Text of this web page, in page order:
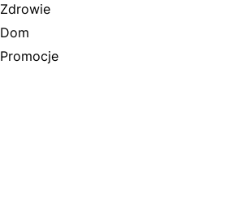
Zdrowie
Dom
Promocje